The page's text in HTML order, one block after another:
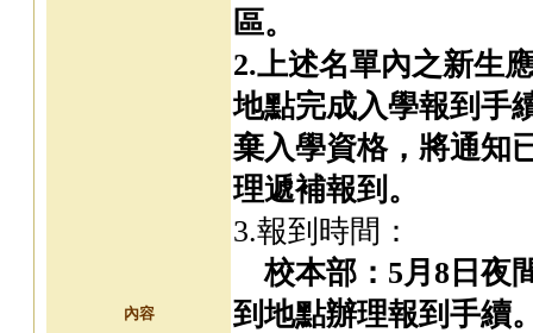
內容
區。
2.上述名單內之新生
地點完成入學報到手
棄入學資格，將通知
理遞補報到。
3.報到時間：
校本部：5月8日夜
到地點辦理報到手續